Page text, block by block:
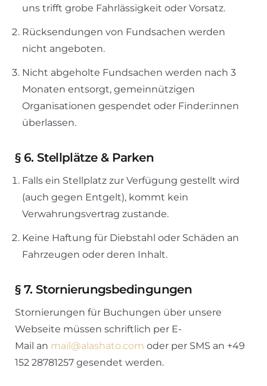
uns trifft grobe Fahrlässigkeit oder Vorsatz.
Rücksendungen von Fundsachen werden
nicht angeboten.
Nicht abgeholte Fundsachen werden nach 3
Monaten entsorgt, gemeinnützigen
Organisationen gespendet oder Finder:innen
überlassen.
§ 6. Stellplätze & Parken
Falls ein Stellplatz zur Verfügung gestellt wird
(auch gegen Entgelt), kommt kein
Verwahrungsvertrag zustande.
Keine Haftung für Diebstahl oder Schäden an
Fahrzeugen oder deren Inhalt.
§ 7. Stornierungsbedingungen
Stornierungen für Buchungen über unsere
Webseite müssen schriftlich per E-
Mail an mail@alashato.com oder per SMS an +49
152 28781257 gesendet werden.